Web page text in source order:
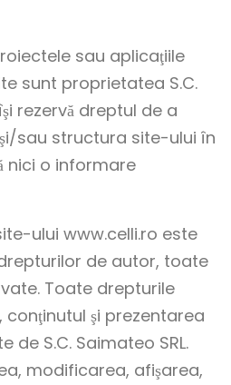
sau aplicaţiile
sunt proprietatea S.C.
rezervă dreptul de a
sau structura site-ului în
nici o informare
ului www.celli.ro este
de autor, toate
Toate drepturile
şi prezentarea
de S.C. Saimateo SRL.
modificarea, afişarea,